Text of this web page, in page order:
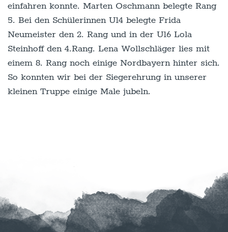
einfahren konnte. Marten Oschmann belegte Rang
5. Bei den Schülerinnen U14 belegte Frida
Neumeister den 2. Rang und in der U16 Lola
Steinhoff den 4.Rang. Lena Wollschläger lies mit
einem 8. Rang noch einige Nordbayern hinter sich.
So konnten wir bei der Siegerehrung in unserer
kleinen Truppe einige Male jubeln.